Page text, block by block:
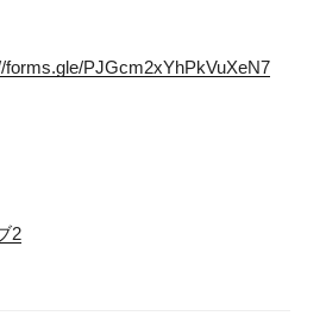
forms.gle/PJGcm2xYhPkVuXeN7
2